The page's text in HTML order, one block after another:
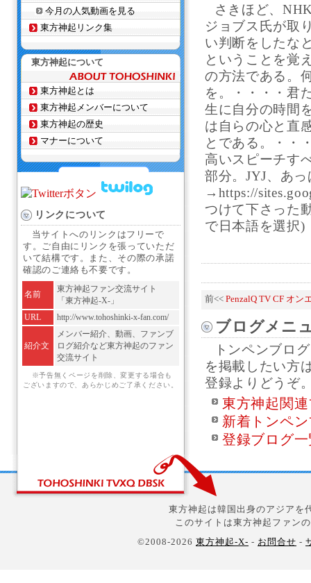
さきほど、
ジョブス氏が取
い判断をしたな
ということを覚
の方法である。
を。・・・・君
生に自分の時間
は自らの心と直
とである。・・
高いスピーチす
部分。JYJ、あ
→https://
つけて下さった
で日本語を選択)
前<< PenzalQ TV CF オン
ブログメニ
トンペンブロ
を掲載したい方
登録よりどうぞ
東方神起関
新着トンペ
登録ブログ
今月の人気動画を見る
東方神起リンク集
東方神起について
東方神起とは
東方神起メンバーについて
東方神起の歴史
マナーについて
リンクについて
当サイトへのリンクはフリーで
す。ご自由にリンクを張っていただ
いて結構です。また、その際の承諾
確認のご連絡も不要です。
名前
東方神起ファン交流サイト
「東方神起-X-」
URL
http://www.tohoshinki-x-fan.com/
紹介文
メンバー紹介、動画、ファンブ
ログ紹介など東方神起のファン
交流サイト
※予告無くページを削除、変更する場合も
ございますので、あらかじめご了承ください。
東方神起は韓国出身のアジアを
このサイトは東方神起ファン
©2008-2026 東方神起-X- - お問合せ -